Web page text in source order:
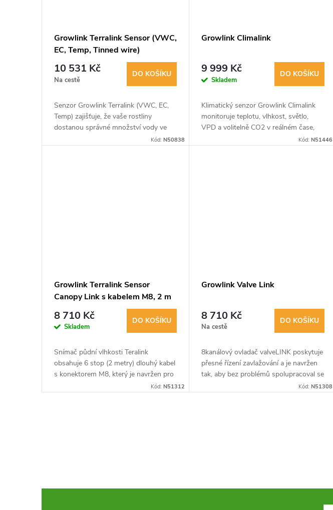
Growlink Terralink Sensor (VWC,
EC, Temp, Tinned wire)
10 531 Kč
Na cestě
DO KOŠÍKU
Senzor Growlink Terralink (VWC, EC,
Temp) zajišťuje, že vaše rostliny
dostanou správné množství vody ve
Kód:N50838
Growlink Climalink
9 999 Kč
Skladem
DO KOŠÍKU
Klimatický senzor Growlink Climalink
monitoruje teplotu, vlhkost, světlo,
VPD a volitelně CO2 v reálném čase,
čímž poskytuje základní údaje pro
Kód: N51446
Growlink Terralink Sensor
Canopy Link s kabelem M8, 2 m
8 710 Kč
Skladem
DO KOŠÍKU
Snímač půdní vlhkosti Teralink
obsahuje 6 stop (2 metry) dlouhý kabel
s konektorem M8, který je navržen pro
rychlou instalaci a snadnou údržbu.
Kód:N51312
Growlink Valve Link
8 710 Kč
Na cestě
DO KOŠÍKU
8kanálový ovladač valveLINK poskytuje
přesné řízení zavlažování a je navržen
tak, aby bez problémů spolupracoval se
Kód: N51308
á